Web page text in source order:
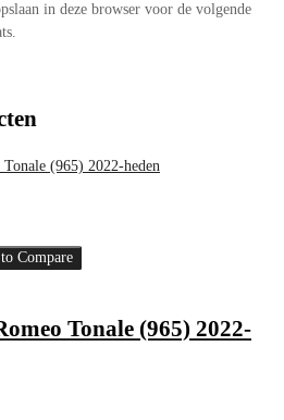
in deze browser voor de volgende
Compare
Tonale (965) 2022-